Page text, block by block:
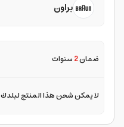
براون
ضمان2سنوات
لا يمكن شحن هذا المنتج لبلدك